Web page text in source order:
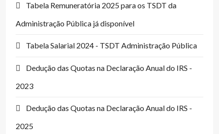
Tabela Remuneratória 2025 para os TSDT da
Administração Pública já disponível
Tabela Salarial 2024 - TSDT Administração Pública
Dedução das Quotas na Declaração Anual do IRS -
2023
Dedução das Quotas na Declaração Anual do IRS -
2025